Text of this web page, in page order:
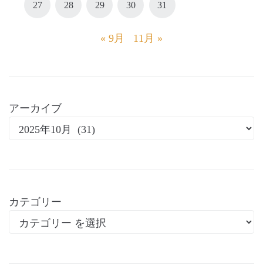
27 28 29 30 31
« 9月 11月 »
アーカイブ
カテゴリー